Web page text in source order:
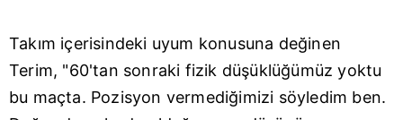
Takım içerisindeki uyum konusuna değinen
Terim, "60'tan sonraki fizik düşüklüğümüz yoktu
bu maçta. Pozisyon vermediğimizi söyledim ben.